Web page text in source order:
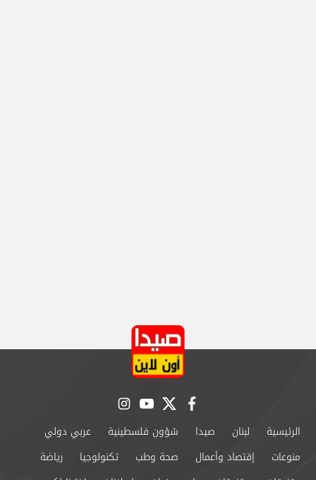
facebook
twitter
youtube
instagram
الرئيسية لبنان صيدا شؤون فلسطينية
عربي دولي
منوعات
إقتصاد وأعمال صحة وطب تكنولوجيا
رياضة